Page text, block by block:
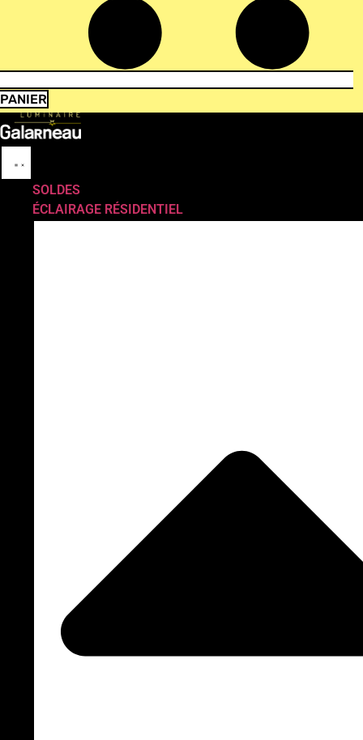
PANIER
SOLDES
ÉCLAIRAGE RÉSIDENTIEL